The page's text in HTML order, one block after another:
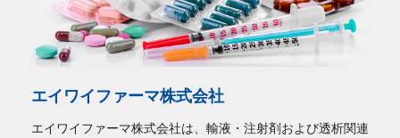
エイワイファーマ株式会社
エイワイファーマ株式会社は、輸液・注射剤および透析関連